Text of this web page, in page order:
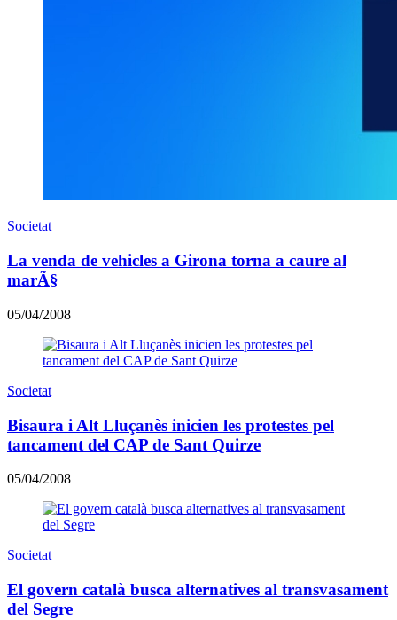
Societat
La venda de vehicles a Girona torna a caure al
marÃ§
05/04/2008
Societat
Bisaura i Alt Lluçanès inicien les protestes pel
tancament del CAP de Sant Quirze
05/04/2008
Societat
El govern català busca alternatives al transvasament
del Segre